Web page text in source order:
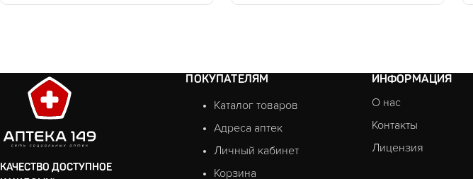
КАЧЕСТВО ДОСТУПНОЕ
ПОКУПАТЕЛЯМ
Каталог товаров
Адреса аптек
Личный кабинет
Корзина
ИНФОРМАЦИЯ
О нас
Контакты
Лицензия